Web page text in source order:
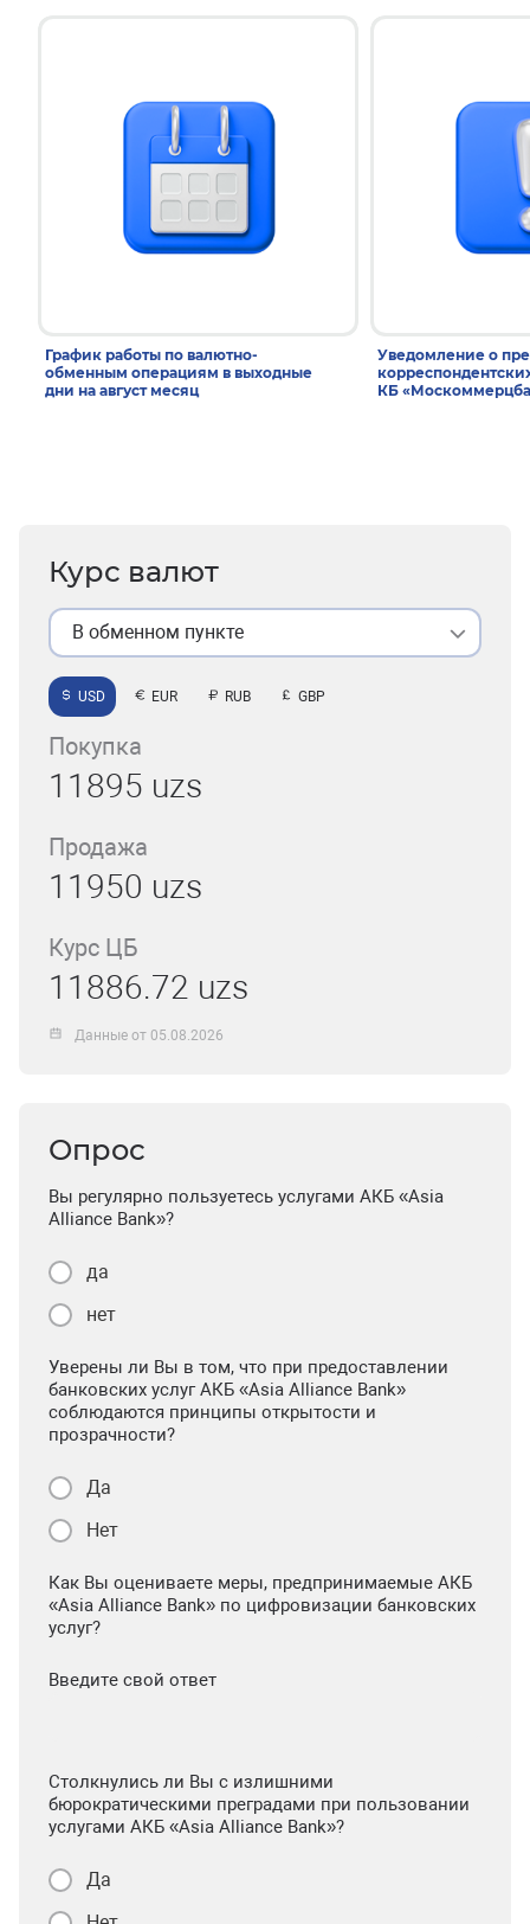
График работы по валютно-
обменным операциям в выходные
дни на август месяц
Уведомление о
КБ
Курс валют
В обменном пункте
USD EUR RUB GBP
Покупка
11895 uzs
Продажа
11950 uzs
Курс ЦБ
11886.72 uzs
Данные от 05.08.2026
Опрос
Вы регулярно пользуетесь услугами АКБ «Asia
Alliance Bank»?
да
нет
Уверены ли Вы в том, что при предоставлении
банковских услуг АКБ «Asia Alliance Bank»
соблюдаются принципы открытости и
прозрачности?
Да
Нет
Как Вы оцениваете меры, предпринимаемые АКБ
«Asia Alliance Bank» по цифровизации банковских
услуг?
Введите свой ответ
Столкнулись ли Вы с излишними
бюрократическими преградами при пользовании
услугами АКБ «Asia Alliance Bank»?
Да